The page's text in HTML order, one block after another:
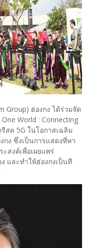
Group) ฮ่องกง ได้ร่วมจัด
World : Connecting
สด 5G ในโอกาสเฉลิม
กง ซึ่งเป็นการแสดงที่หา
สงค์เพื่อเผยแพร่
และทำให้ฮ่องกงเป็นที